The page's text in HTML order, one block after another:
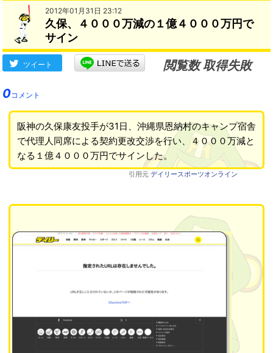
2012年01月31日 23:12
久保、４０００万減の１億４０００万円で
サイン
ツイート
閲覧数 取得失敗
0コメント
阪神の久保康友投手が31日、沖縄県恩納村のキャンプ宿舎
で代理人同席による契約更改交渉を行い、４０００万減と
なる１億４０００万円でサインした。
引用元 デイリースポーツオンライン